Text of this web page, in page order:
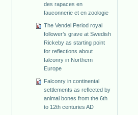
des rapaces en
fauconnerie et en zoologie
The Vendel Period royal
follower’s grave at Swedish
Rickeby as starting point
for reflections about
falconry in Northern
Europe
Falconry in continental
settlements as reflected by
animal bones from the 6th
to 12th centuries AD